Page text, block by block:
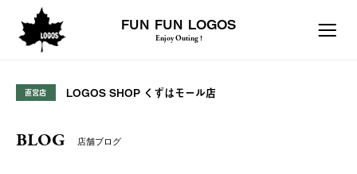
FUN FUN LOGOS
Enjoy Outing !
直営店 LOGOS SHOP くずはモール店
BLOG 店舗ブログ